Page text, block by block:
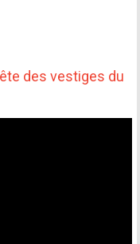
des vestiges du